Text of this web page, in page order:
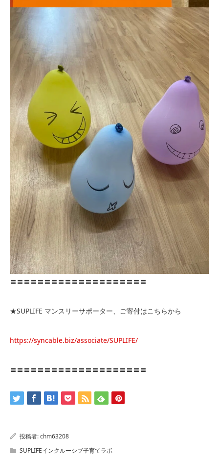
〓〓〓〓〓〓〓〓〓〓〓〓〓〓〓〓〓〓〓〓
★SUPLIFE マンスリーサポーター、ご寄付はこちらから
https://syncable.biz/associate/SUPLIFE/
〓〓〓〓〓〓〓〓〓〓〓〓〓〓〓〓〓〓〓〓
投稿者:chm63208
SUPLIFEインクルーシブ子育てラボ